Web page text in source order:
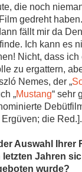
die noch
gedreht
fällt mir da
Ich kann es
Nicht, dass
zu ergattern,
Nemes, der „
„Mustang“ sehr
die Red.].
Auswahl Ihrer
letzten Jahren
wurde?